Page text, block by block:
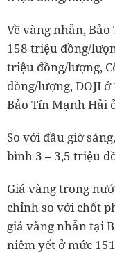
Về vàng nhẫn,
158 triệu đồng/
triệu đồng/lượng,
đồng/lượng, DOJI
Bảo Tín Mạnh Hải
So với đầu giờ
bình 3 – 3,5 triệu
Giá vàng trong
chỉnh so với chốt
giá vàng nhẫn tại
niêm yết ở mức